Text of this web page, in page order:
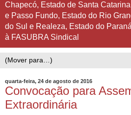
Chapecó, Estado de Santa
e Passo Fundo, Estado do Rio
do Sul e Realeza, Estado do
à FASUBRA Sindical
quarta-feira, 24 de agosto de 2016
Convocação para
Extraordinária